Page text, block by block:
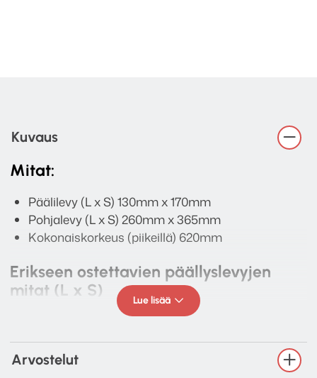
Kuvaus
Mitat:
Päälilevy (L x S) 130mm x 170mm
Pohjalevy (L x S) 260mm x 365mm
Kokonaiskorkeus (piikeillä) 620mm
Erikseen ostettavien päällyslevyjen
mitat (L x S)
140mm x 210mm
180mm x 150mm
Lue lisää
Arvostelut